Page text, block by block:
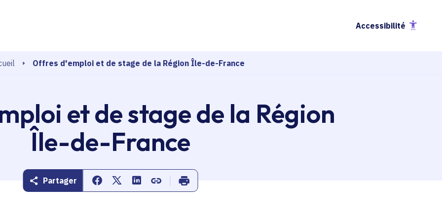
Accessibilité
Offres d'emploi et de stage de la Région Île-de-France
et de stage de la Région
Île-de-France
Partager Partager sur Facebook
Partager sur Twitter
Partager sur Linkedin
Copier dans le presse-papier
Imprimer